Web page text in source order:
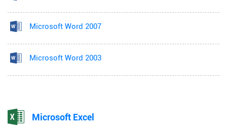
Microsoft Word 2007
Microsoft Word 2003
Microsoft Excel